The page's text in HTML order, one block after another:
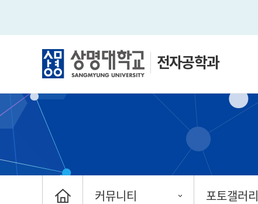
전자공학과
커뮤니티 포토갤러리